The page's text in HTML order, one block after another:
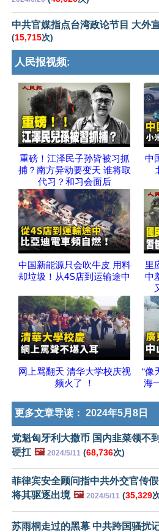
中共官媒指点台湾政论节目 大外
(15,715次)
人民报视频:
重磅！江泽民子孙皆被习抓
捕？南方异动要变天 谁将取
代习？和习会面后
中
中国新能源只会吹牛皮 用料
却垃圾！从4S店到运输途中
里
中
网上骂翻天 清华大学校庆视
频火了 ！
“像
海
更多文章导读： 2024年5月8日
党魁匈牙利大撒币 国内韭菜领不
硬扛 🖼️ 2024/5/11 (68,736次)
菲律宾安全顾问指中共外交官传
将其驱逐出境 🖼️ 2024/5/11 (35,329
苏雨桐走过的黑幕 中共跨国骚扰